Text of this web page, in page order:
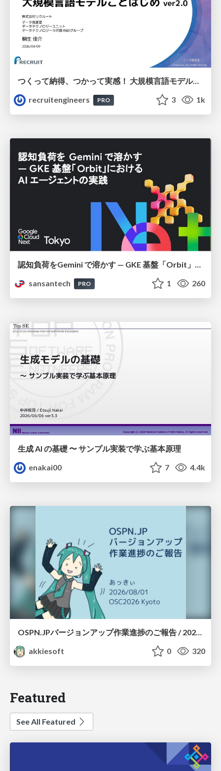
つくって納得、つかって実感！ 大規模言語モデルことはじめ ver2.0
recruitengineers
PRO 3 1k
認知負荷をGemini で溶かす — GKE 基盤「Orbit」における AI エージェントの実践
sansantech
PRO 1 260
生成 AI の基礎 〜 サンプル実装で学ぶ基本原理
enakai00
7 4.4k
OSPN.JPバージョンアップ作業進捗のご報告 / 20260801-osc26kyoto
akkiesoft
0 320
Featured
See All Featured